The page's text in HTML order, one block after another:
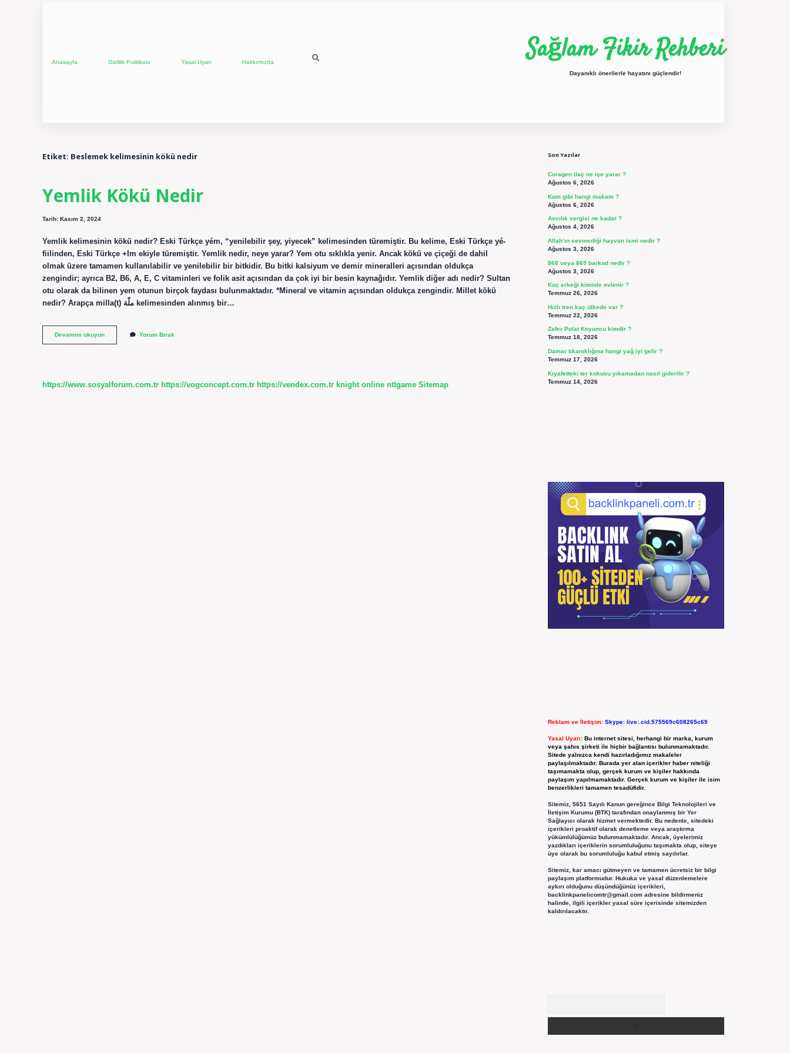
Anasayfa Gizlilik Politikası Yasal Uyarı Hakkımızda Sağlam Fikir Rehberi
Dayanıklı önerilerle hayatını güçlendir!
Etiket: Beslemek kelimesinin kökü nedir
Yemlik Kökü Nedir
Tarih: Kasım 2, 2024
Yemlik kelimesinin kökü nedir? Eski Türkçe yém, “yenilebilir şey, yiyecek” kelimesinden türemiştir. Bu kelime, Eski Türkçe yé-
fiilinden, Eski Türkçe +Im ekiyle türemiştir. Yemlik nedir, neye yarar? Yem otu sıklıkla yenir. Ancak kökü ve çiçeği de dahil
olmak üzere tamamen kullanılabilir ve yenilebilir bir bitkidir. Bu bitki kalsiyum ve demir mineralleri açısından oldukça
zengindir; ayrıca B2, B6, A, E, C vitaminleri ve folik asit açısından da çok iyi bir besin kaynağıdır. Yemlik diğer adı nedir? Sultan
otu olarak da bilinen yem otunun birçok faydası bulunmaktadır. *Mineral ve vitamin açısından oldukça zengindir. Millet kökü
nedir? Arapça milla(t) ملّة kelimesinden alınmış bir…
Devamını okuyunYemlik
Kökü
Yorum Bırak
https://www.sosyalforum.com.tr https://vogconcept.com.tr https://vendex.com.tr knight online nttgame Sitemap
Son Yazılar
Coragen ilaç ne işe yarar ?
Ağustos 6, 2026
Kum gibi hangi makam ?
Ağustos 6, 2026
Avcılık vergisi ne kadar ?
Ağustos 4, 2026
Allah’ın sevmediği hayvan ismi nedir ?
Ağustos 3, 2026
868 veya 869 barkod nedir ?
Ağustos 3, 2026
Koç erkeği kiminle evlenir ?
Temmuz 26, 2026
Hızlı tren kaç ülkede var ?
Temmuz 22, 2026
Zafer Polat Koyuncu kimdir ?
Temmuz 18, 2026
Damar tıkanıklığına hangi yağ iyi gelir ?
Temmuz 17, 2026
Kıyafetteki ter kokusu yıkamadan nasıl giderilir ?
Temmuz 14, 2026
Reklam ve İletişim: Skype: live:.cid.575569c608265c69
Yasal Uyarı: Bu internet sitesi, herhangi bir marka, kurum
veya şahıs şirketi ile hiçbir bağlantısı bulunmamaktadır.
Sitede yalnızca kendi hazırladığımız makaleler
paylaşılmaktadır. Burada yer alan içerikler haber niteliği
taşımamakta olup, gerçek kurum ve kişiler hakkında
paylaşım yapılmamaktadır. Gerçek kurum ve kişiler ile isim
benzerlikleri tamamen tesadüfidir.
Sitemiz, 5651 Sayılı Kanun gereğince Bilgi Teknolojileri ve
İletişim Kurumu (BTK) tarafından onaylanmış bir Yer
Sağlayıcı olarak hizmet vermektedir. Bu nedenle, sitedeki
içerikleri proaktif olarak denetleme veya araştırma
yükümlülüğümüz bulunmamaktadır. Ancak, üyelerimiz
yazdıkları içeriklerin sorumluluğunu taşımakta olup, siteye
üye olarak bu sorumluluğu kabul etmiş sayılırlar.
Sitemiz, kar amacı gütmeyen ve tamamen ücretsiz bir bilgi
paylaşım platformudur. Hukuka ve yasal düzenlemelere
aykırı olduğunu düşündüğünüz içerikleri,
backlinkpanelicomtr@gmail.comadresine bildirmeniz
halinde, ilgili içerikler yasal süre içerisinde sitemizden
kaldırılacaktır.